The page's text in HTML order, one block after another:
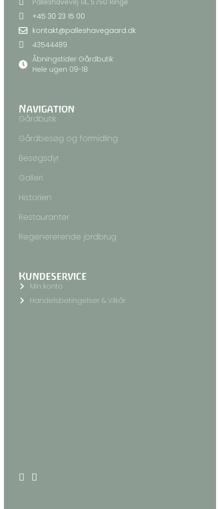
+45 30 23 15 00
kontakt@palleshavegaard.dk
43544489
Åbningstider Gårdbutik
Hele ugen 09-18
Navigation
Gårdbutik
Gårdbesøg og formidling
Besøgsdyr
Galleri
Historien
Restauranter
Regenererende jordbrug
Kundeservice
Min konto
Handelsbetingelser & Vilkår